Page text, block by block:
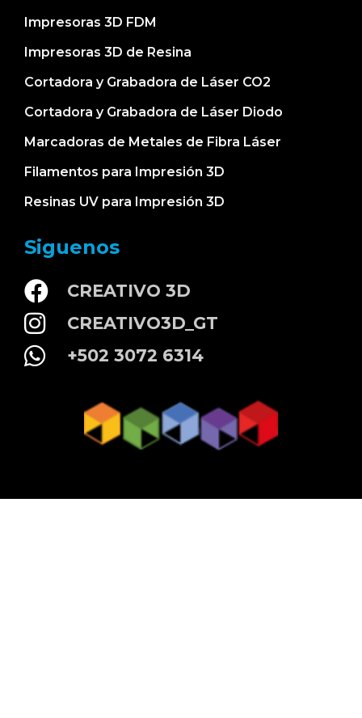
Impresoras 3D FDM
Impresoras 3D de Resina
Cortadora y Grabadora de Láser CO2
Cortadora y Grabadora de Láser Diodo
Marcadoras de Metales de Fibra Láser
Filamentos para Impresión 3D
Resinas UV para Impresión 3D
Siguenos
CREATIVO 3D
CREATIVO3D_GT
+502 3072 6314